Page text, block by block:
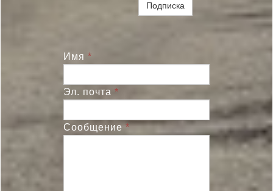
Подписка
Имя *
Эл. почта *
Сообщение *